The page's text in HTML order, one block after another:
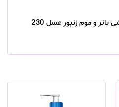
کرم ضد ترک پا کامان حاوی شی باتر و موم زنبور عسل 230